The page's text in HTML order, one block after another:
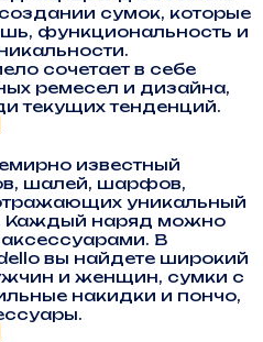
сумок, которые
функциональность и
сочетает в себе
ремесел и дизайна,
текущих тенденций.
известный
шалей, шарфов,
уникальный
Каждый наряд можно
В
вы найдете широкий
и женщин, сумки с
накидки и пончо,